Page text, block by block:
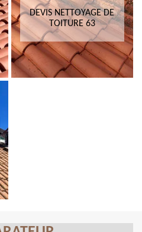
DEVIS NETTOYAGE DE
TOITURE 63